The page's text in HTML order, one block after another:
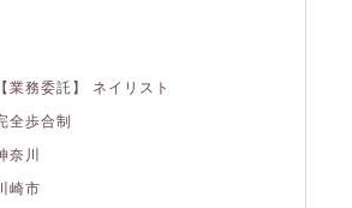
【業務委託】 ネイリスト
全歩合制
奈川
崎市